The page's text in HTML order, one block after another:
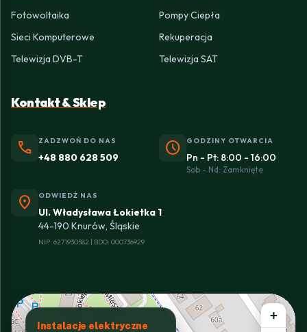
Fotowoltaika
Pompy Ciepła
Sieci Komputerowe
Rekuperacja
Telewizja DVB-T
Telewizja SAT
Kontakt & Sklep
phone ZADZWOŃ DO NAS
+48 880 628 509 schedule GODZINY OTWARCIA
Pn - Pt: 8:00 - 16:00
Sob - Nd: Zamknięte
location_on ODWIEDŹ NAS
Ul. Władysława Łokietka 1
44-190 Knurów, Śląskie
NIP: 6271930582 | BDO: 000736929
Instalacje elektryczne
+